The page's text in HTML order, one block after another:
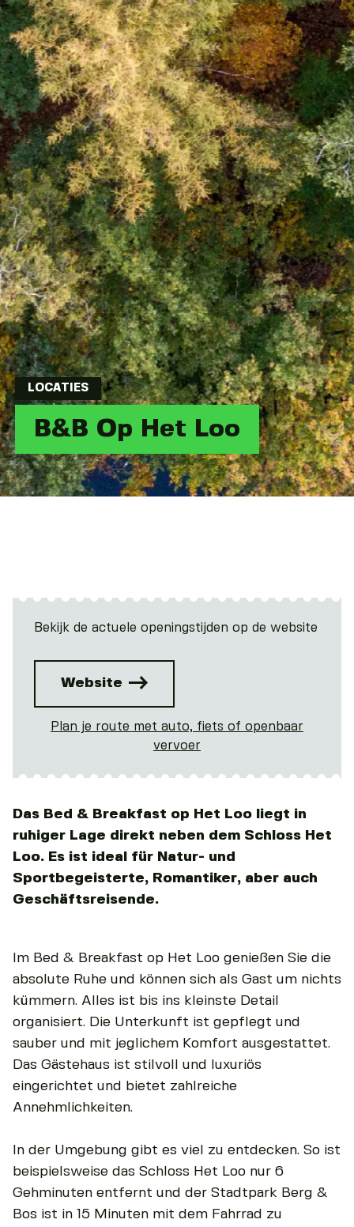
LOCATIES
B&B Op Het Loo
Bekijk de actuele openingstijden op de website
Website
Plan je route met auto, fiets of openbaar
vervoer
Das Bed & Breakfast op Het Loo liegt in
ruhiger Lage direkt neben dem Schloss Het
Loo. Es ist ideal für Natur- und
Sportbegeisterte, Romantiker, aber auch
Geschäftsreisende.
Im Bed & Breakfast op Het Loo genießen Sie die
absolute Ruhe und können sich als Gast um nichts
kümmern. Alles ist bis ins kleinste Detail
organisiert. Die Unterkunft ist gepflegt und
sauber und mit jeglichem Komfort ausgestattet.
Das Gästehaus ist stilvoll und luxuriös
eingerichtet und bietet zahlreiche
Annehmlichkeiten.
In der Umgebung gibt es viel zu entdecken. So ist
beispielsweise das Schloss Het Loo nur 6
Gehminuten entfernt und der Stadtpark Berg &
Bos ist in 15 Minuten mit dem Fahrrad zu